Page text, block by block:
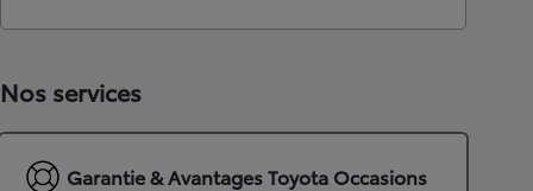
Nos services
Garantie & Avantages Toyota Occasions